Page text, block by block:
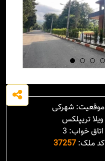
موقعیت: شهرکی
ویلا تریپلکس
اتاق خواب: 3
کد ملک: 37257